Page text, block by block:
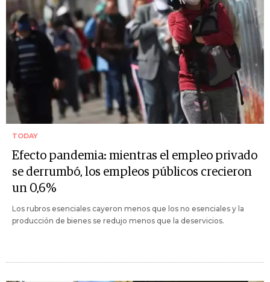
TODAY
Efecto pandemia: mientras el empleo privado
se derrumbó, los empleos públicos crecieron
un 0,6%
Los rubros esenciales cayeron menos que los no esenciales y la
producción de bienes se redujo menos que la deservicios.